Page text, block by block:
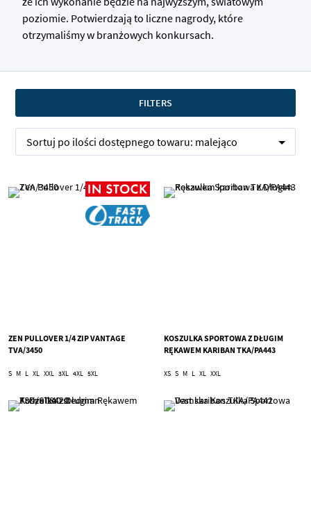
poziomie. Potwierdzają to liczne nagrody, które
otrzymaliśmy w branżowych konkursach.
FILTERS
Sortuj po ilości dostępnego towaru: malejąco
ZEN PULLOVER 1/4 ZIP VANTAGE
TVA/3450
S M L XL XXL 3XL 4XL 5XL
KOSZULKA SPORTOWA Z DŁUGIM
RĘKAWEM KARIBAN TKA/PA443
XS S M L XL XXL